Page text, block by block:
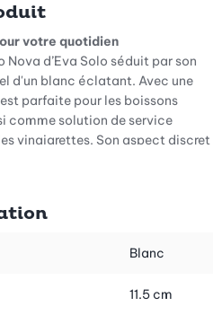
votre quotidien
d’Eva Solo séduit par son
d'un blanc éclatant. Avec une
parfaite pour les boissons
comme solution de service
vinaigrettes. Son aspect discret
qualité, cette carafe est
ainsi qu'au four à micro-ondes.
Blanc
11.5 cm